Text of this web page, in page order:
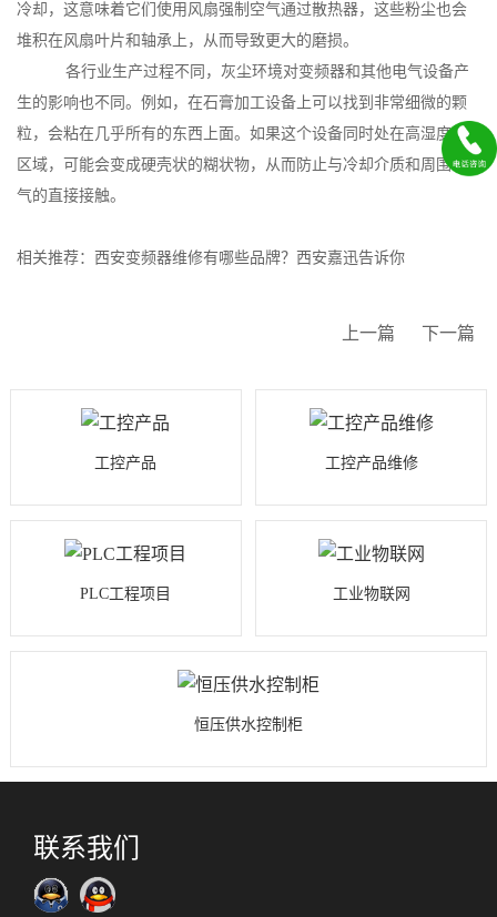
冷却，这意味着它们使用风扇强制空气通过散热器，这些粉尘也会
堆积在风扇叶片和轴承上，从而导致更大的磨损。
各行业生产过程不同，灰尘环境对变频器和其他电气设备产
生的影响也不同。例如，在石膏加工设备上可以找到非常细微的颗
粒，会粘在几乎所有的东西上面。如果这个设备同时处在高湿度的
区域，可能会变成硬壳状的糊状物，从而防止与冷却介质和周围空
气的直接接触。
相关推荐： 西安变频器维修有哪些品牌？西安嘉迅告诉你
上一篇 下一篇
工控产品 工控产品维修
PLC工程项目 工业物联网
恒压供水控制柜
联系我们